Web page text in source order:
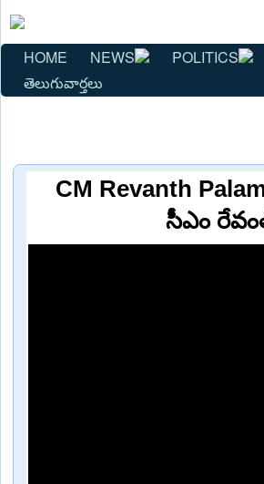
HOME NEWS POLITICS
తెలుగువార్తలు
CM Revanth
సీఎం